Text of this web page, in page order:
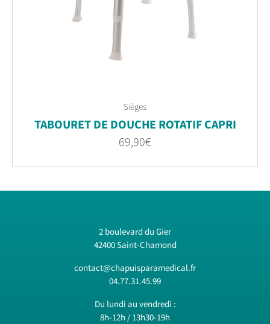
Sièges
TABOURET DE DOUCHE ROTATIF CAPRI
69,90€
2 boulevard du Gier
42400 Saint-Chamond
contact@chapuisparamedical.fr
04.77.31.45.99
Du lundi au vendredi :
8h-12h / 13h30-19h